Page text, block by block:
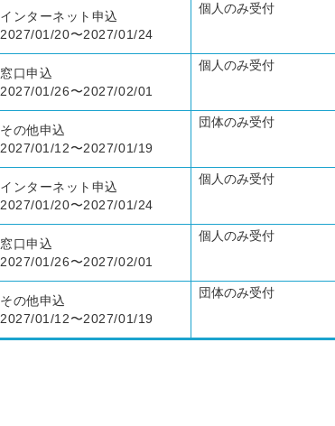
インターネット申込
2027/01/20〜2027/01/24
個人のみ受付
窓口申込
2027/01/26〜2027/02/01
個人のみ受付
その他申込
2027/01/12〜2027/01/19
団体のみ受付
インターネット申込
2027/01/20〜2027/01/24
個人のみ受付
窓口申込
2027/01/26〜2027/02/01
個人のみ受付
その他申込
2027/01/12〜2027/01/19
団体のみ受付